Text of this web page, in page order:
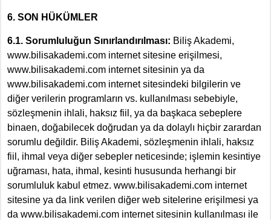
6. SON HÜKÜMLER
6.1. Sorumluluğun Sınırlandırılması: Biliş Akademi,
www.bilisakademi.com internet sitesine erişilmesi,
www.bilisakademi.com internet sitesinin ya da
www.bilisakademi.com internet sitesindeki bilgilerin ve
diğer verilerin programların vs. kullanılması sebebiyle,
sözleşmenin ihlali, haksız fiil, ya da başkaca sebeplere
binaen, doğabilecek doğrudan ya da dolaylı hiçbir zarardan
sorumlu değildir. Biliş Akademi, sözleşmenin ihlali, haksız
fiil, ihmal veya diğer sebepler neticesinde; işlemin kesintiye
uğraması, hata, ihmal, kesinti hususunda herhangi bir
sorumluluk kabul etmez. www.bilisakademi.com internet
sitesine ya da link verilen diğer web sitelerine erişilmesi ya
da www.bilisakademi.com internet sitesinin kullanılması ile